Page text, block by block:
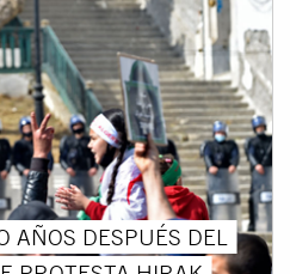
AÑOS DESPUÉS DEL